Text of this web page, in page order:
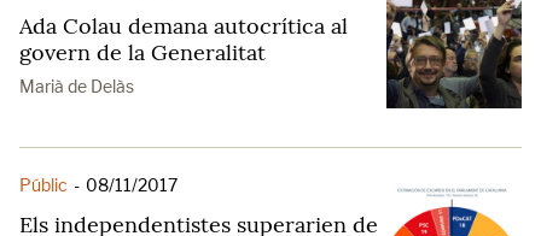
Ada Colau demana autocrítica al
govern de la Generalitat
Marià de Delàs
Públic - 08/11/2017
Els independentistes superarien de